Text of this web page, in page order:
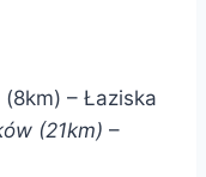
– Łaziska
(21km) –